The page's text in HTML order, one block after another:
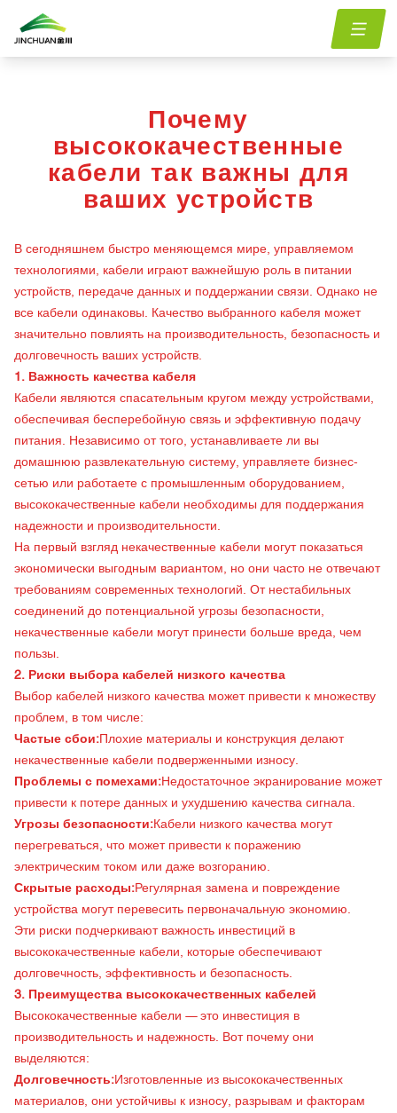
Главная/menu.Blog why-high-quality-cables-matter-for-your-devices
Почему
высококачественные
кабели так важны для
ваших устройств
В сегодняшнем быстро меняющемся мире, управляемом
технологиями, кабели играют важнейшую роль в питании
устройств, передаче данных и поддержании связи. Однако не
все кабели одинаковы. Качество выбранного кабеля может
значительно повлиять на производительность, безопасность и
долговечность ваших устройств.
1. Важность качества кабеля
Кабели являются спасательным кругом между устройствами,
обеспечивая бесперебойную связь и эффективную подачу
питания. Независимо от того, устанавливаете ли вы
домашнюю развлекательную систему, управляете бизнес-
сетью или работаете с промышленным оборудованием,
высококачественные кабели необходимы для поддержания
надежности и производительности.
На первый взгляд некачественные кабели могут показаться
экономически выгодным вариантом, но они часто не отвечают
требованиям современных технологий. От нестабильных
соединений до потенциальной угрозы безопасности,
некачественные кабели могут принести больше вреда, чем
пользы.
2. Риски выбора кабелей низкого качества
Выбор кабелей низкого качества может привести к множеству
проблем, в том числе:
Частые сбои: Плохие материалы и конструкция делают
некачественные кабели подверженными износу.
Проблемы с помехами:Недостаточное экранирование может
привести к потере данных и ухудшению качества сигнала.
Угрозы безопасности:Кабели низкого качества могут
перегреваться, что может привести к поражению
электрическим током или даже возгоранию.
Скрытые расходы:Регулярная замена и повреждение
устройства могут перевесить первоначальную экономию.
Эти риски подчеркивают важность инвестиций в
высококачественные кабели, которые обеспечивают
долговечность, эффективность и безопасность.
3. Преимущества высококачественных кабелей
Высококачественные кабели — это инвестиция в
производительность и надежность. Вот почему они
выделяются:
Долговечность:Изготовленные из высококачественных
материалов, они устойчивы к износу, разрывам и факторам